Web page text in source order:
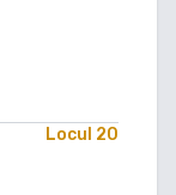
Locul 20